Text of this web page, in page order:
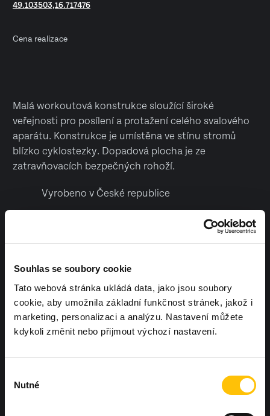
Souhlas se soubory cookie
Tato webová stránka ukládá data, jako jsou soubory
cookie, aby umožnila základní funkčnost stránek, jakož i
marketing, personalizaci a analýzu. Nastavení můžete
kdykoli změnit nebo přijmout výchozí nastavení.
souhlasu
Nutné
49.103503,16.717476
Cena realizace
Malá workoutová konstrukce sloužící široké
veřejnosti pro posílení a protažení celého svalového
aparátu. Konstrukce je umístěna ve stínu stromů
blízko cyklostezky. Dopadová plocha je ze
zatravňovacích bezpečných rohoží.
Vyrobeno v České republice
Chcete, aby další Workoutland hřiště